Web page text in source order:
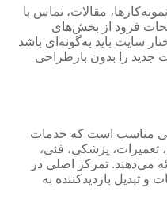
مقالات، تماس با
فرود از بخش‌های
سایت باید به‌گونه‌ای باشد
جدید را بدون بازطراحی
مناسب است که خدمات
پزشکی، فنی،
می‌دهند. تمرکز اصلی در
تبدیل بازدیدکننده به